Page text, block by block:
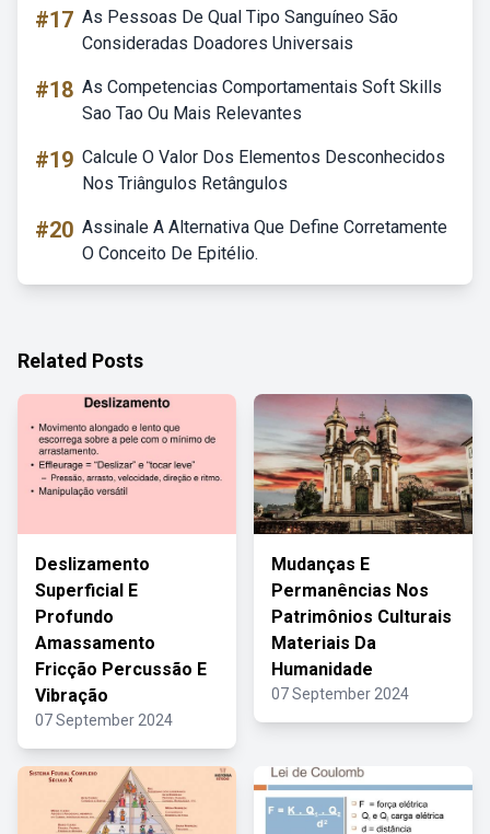
#17 As Pessoas De Qual Tipo Sanguíneo São
Consideradas Doadores Universais
#18 As Competencias Comportamentais Soft Skills
Sao Tao Ou Mais Relevantes
#19 Calcule O Valor Dos Elementos Desconhecidos
Nos Triângulos Retângulos
#20 Assinale A Alternativa Que Define Corretamente
O Conceito De Epitélio.
Related Posts
Deslizamento
Superficial E
Profundo
Amassamento
Fricção Percussão E
Vibração
07 September 2024
Mudanças E
Permanências Nos
Patrimônios Culturais
Materiais Da
Humanidade
07 September 2024